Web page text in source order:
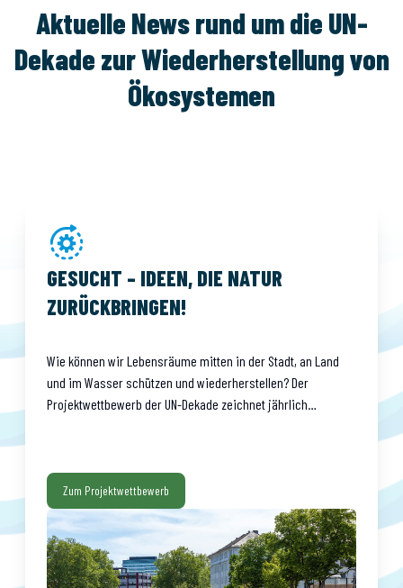
Aktuelle News rund um die UN-
Dekade zur Wiederherstellung von
Ökosystemen
21. Juli 2026
GEWINNERPROJEKTE 2026 STEHEN FEST
Im Projektwettbewerb 2026 waren Initiativen gesucht, die
sich für die Wiederherstellung von Bestäuberpopulationen
einsetzen. Die Expert*innenjury hat nun sechs
GESUCHT – IDEEN, DIE NATUR
ZURÜCKBRINGEN!
Wie können wir Lebensräume mitten in der Stadt, an Land
und im Wasser schützen und wiederherstellen? Der
Projektwettbewerb der UN-Dekade zeichnet jährlich
erhalten – und dabei auch Menschen begeistern und zum
Mitmachen motivieren. Thema der aktuellen
Wettbewerbsrunde: Stadtnatur.
Zum Projektwettbewerb